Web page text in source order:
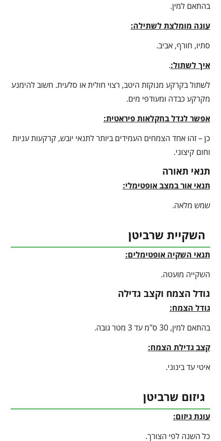
בהתאם למין.
עונה מומלצת לשתילה:
סתיו, חורף, אביב.
איך לשתול:.
לשתול בקרקע מנוקזת היטב, רצוי חולית או סלעית. חשוב להימנע
מקרקע כבדה ומעודפי מים.
אפשר לגדל בחקלאות פיראטית:
כן – זהו אחד הצמחים העמידים ביותר לתנאי יובש, קרקעות עניות
וחום קיצוני.
תנאי תאורה
תנאי אור במצב אופטימלי:
שמש מלאה.
השקיית שרביטן
תנאי השקיה אופטימלים:
השקייה מועטה.
גודל הצמח וקצב גדילה
גודל הצמח:
בהתאם למין, 30 ס"מ עד 3 מטר גובה.
קצב גדילת הצמח:
איטי עד בינוני.
גיזום שרביטן
עונת גיזום:
כל השנה לפי הצורך.